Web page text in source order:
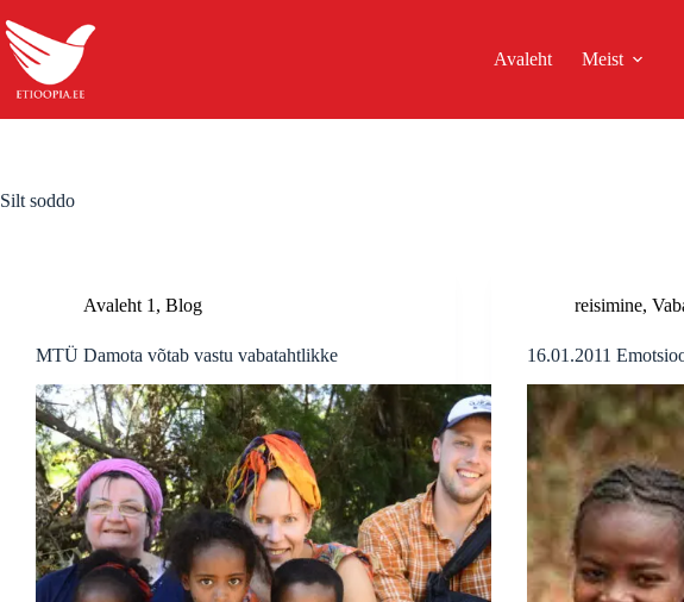
to
content
Avaleht Meist
Silt soddo
Avaleht 1 , Blog
MTÜ Damota võtab vastu vabatahtlikke
reisimine,
16.01.2011